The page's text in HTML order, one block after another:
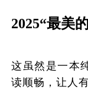
2025“最美
这虽然是一本
读顺畅，让人